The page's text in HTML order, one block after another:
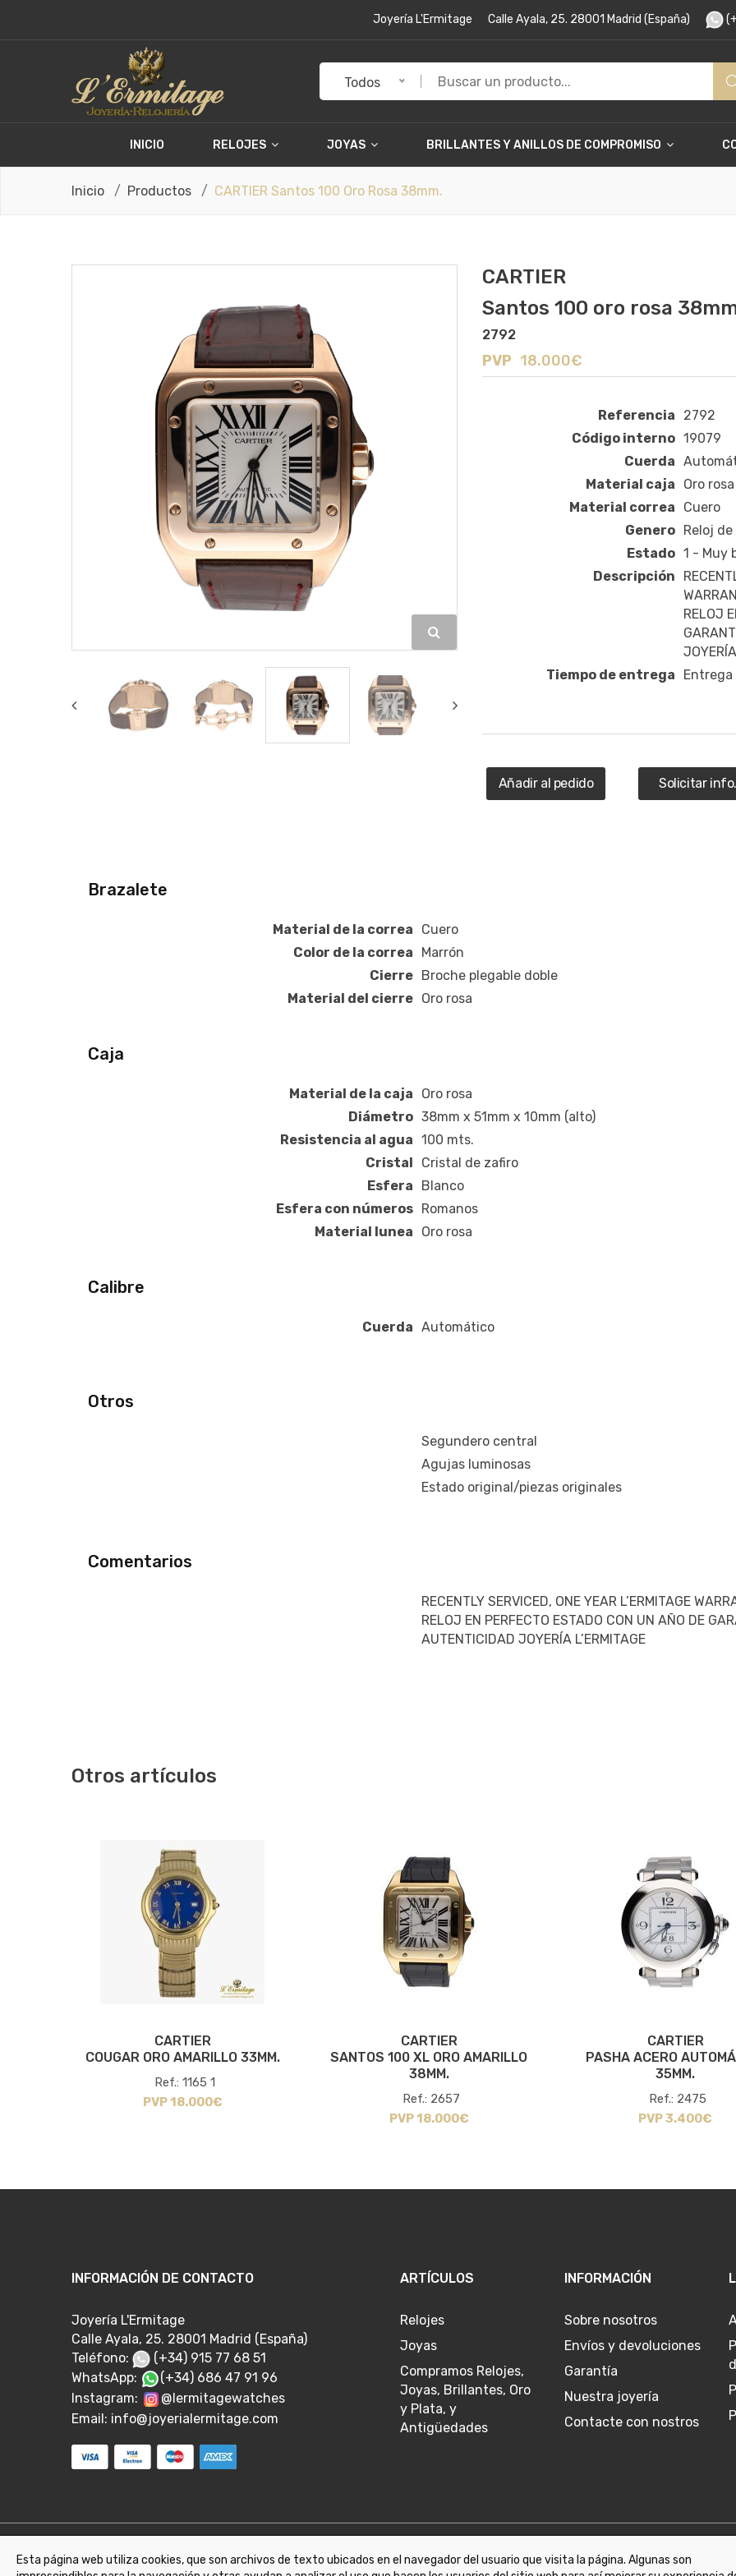
Joyería L'Ermitage Calle Ayala, 25. 28001 Madrid (España)
Todos
INICIO RELOJES JOYAS BRILLANTES Y ANILLOS DE COMPROMISO
Inicio Productos CARTIER Santos 100 Oro Rosa 38mm.
CARTIER
Santos 100 oro rosa
2792
PVP 18.000€
Referencia
2792
Código interno 19079
Cuerda
Material caja
Oro rosa
Material correa
Cuero
Genero
Reloj
Estado 1 - Muy
Descripción
RELOJ
Tiempo de entrega
Añadir al pedido Solicitar info.
Brazalete
Material de la correa
Cuero
Color de la correa
Marrón
Cierre
Broche plegable doble
Material del cierre
Oro rosa
Caja
Material de la caja
Oro rosa
Diámetro 38mm x 51mm x 10mm (alto)
Resistencia al agua 100 mts.
Cristal
Cristal de zafiro
Esfera
Blanco
Esfera con números
Romanos
Material lunea
Oro rosa
Calibre
Cuerda Automático
Otros
Segundero central
Agujas luminosas
Estado original/piezas originales
Comentarios
RECENTLY SERVICED, ONE YEAR L’ERMITAGE
RELOJ EN PERFECTO ESTADO CON UN AÑO DE
AUTENTICIDAD JOYERÍA L’ERMITAGE
Otros artículos
CARTIER
COUGAR ORO AMARILLO 33MM.
Ref.: 1165 1
PVP 18.000€
CARTIER
SANTOS 100 XL ORO AMARILLO
38MM.
Ref.: 2657
PVP 18.000€
CARTIER
PASHA ACERO
35MM.
Ref.: 2475
PVP 3.400€
INFORMACIÓN DE CONTACTO
Joyería L'Ermitage
Calle Ayala, 25. 28001 Madrid (España)
Teléfono:
(+34) 915 77 68 51
WhatsApp:
(+34) 686 47 91 96
Instagram:
@lermitagewatches
Email: info@joyerialermitage.com
ARTÍCULOS
Relojes
Joyas
Compramos Relojes,
Joyas, Brillantes, Oro
y Plata, y
Antigüedades
INFORMACIÓN
Sobre nosotros
Envíos y devoluciones
Garantía
Nuestra joyería
Contacte con nostros
©2026Joyeria L'Ermitage
Esta página web utiliza cookies, que son archivos de texto ubicados en el navegador del usuario que visita la página. Algunas son